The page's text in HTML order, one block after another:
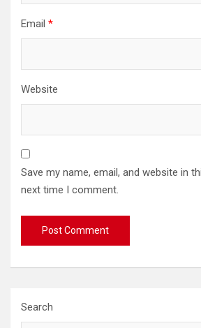
Email *
Website
Save my name, email, and website in
next time I comment.
Search